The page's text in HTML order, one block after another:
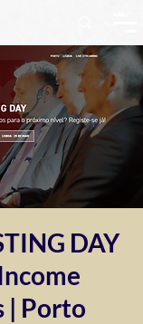
DAY
| Porto